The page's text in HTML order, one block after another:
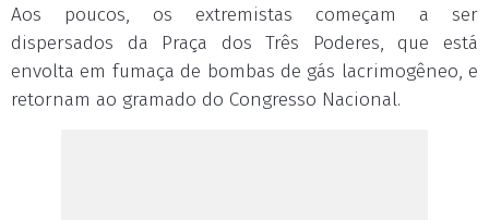
Aos poucos, os extremistas começam a ser
dispersados da Praça dos Três Poderes, que está
envolta em fumaça de bombas de gás lacrimogêneo, e
retornam ao gramado do Congresso Nacional.